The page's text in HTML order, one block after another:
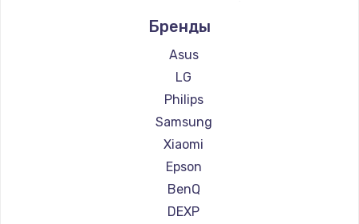
Ремонт проекторов Barco
Ремонт проекторов Xgimi
Ремонт проекторов Canon
Ремонт проекторов JVC
Ремонт проекторов Casio
Ремонт проекторов Hiper
Ремонт проекторов HITACHI
Ремонт проекторов Panasonic
Ремонт проекторов Hisense
Бренды
Asus
LG
Philips
Samsung
Xiaomi
Epson
BenQ
DEXP